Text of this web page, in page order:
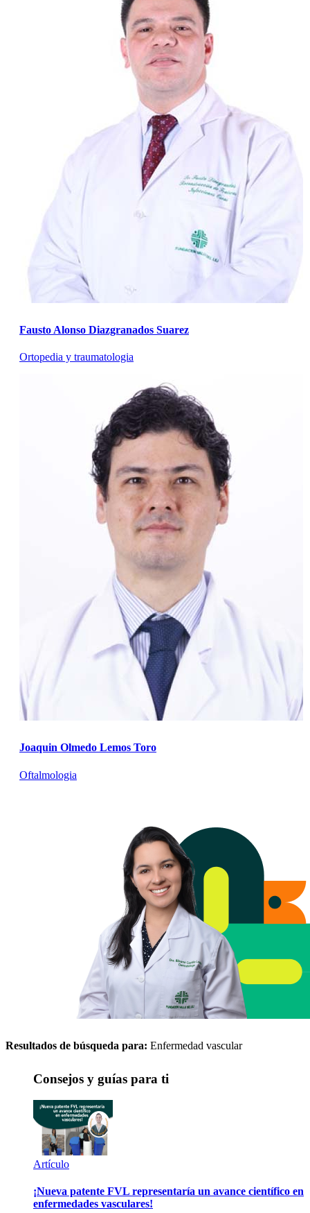
Fausto Alonso Diazgranados Suarez
Ortopedia y traumatologia
Joaquin Olmedo Lemos Toro
Oftalmologia
Resultados de búsqueda para: Enfermedad vascular
Consejos y guías para ti
Artículo
¡Nueva patente FVL representaría un avance científico en
enfermedades vasculares!